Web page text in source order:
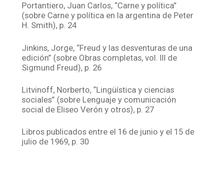
Portantiero, Juan Carlos, “Carne y política”
(sobre Carne y política en la argentina de Peter
H. Smith), p. 24
Jinkins, Jorge, “Freud y las desventuras de una
edición” (sobre Obras completas, vol. III de
Sigmund Freud), p. 26
Litvinoff, Norberto, “Lingüística y ciencias
sociales” (sobre Lenguaje y comunicación
social de Eliseo Verón y otros), p. 27
Libros publicados entre el 16 de junio y el 15 de
julio de 1969, p. 30